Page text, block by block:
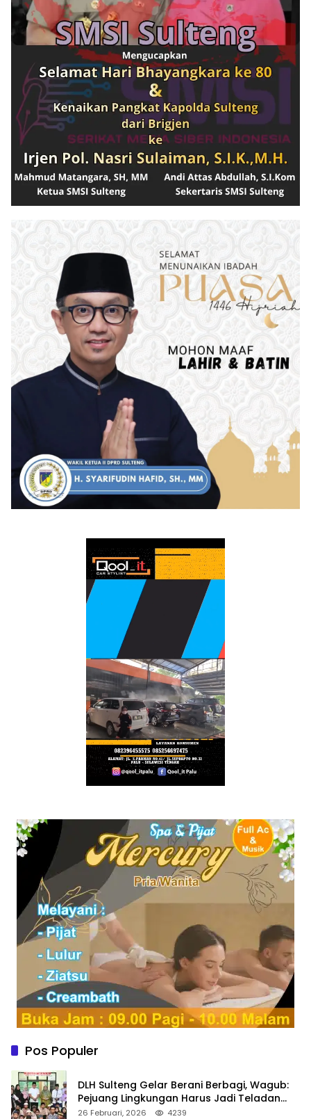
Pos Populer
DLH Sulteng Gelar Berani Berbagi, Wagub:
Pejuang Lingkungan Harus Jadi Teladan
Kepedulian
26 Februari, 2026 4239